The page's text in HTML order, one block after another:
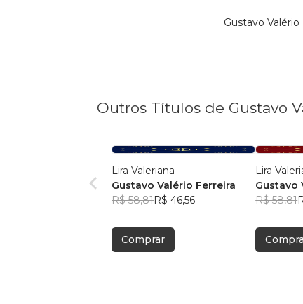
Gustavo
Outros Títulos de Gustavo
Lira Valeriana
Gustavo Valério Ferreira
R$ 58,81R$ 46,56
Comprar
Lira
Gustavo
R$ 58,81